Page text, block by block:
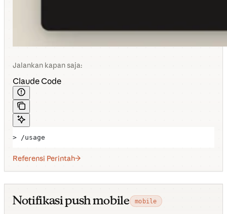
Jalankan kapan saja:
Claude Code
> /usage
Referensi Perintah
Notifikasi push mobile mobile